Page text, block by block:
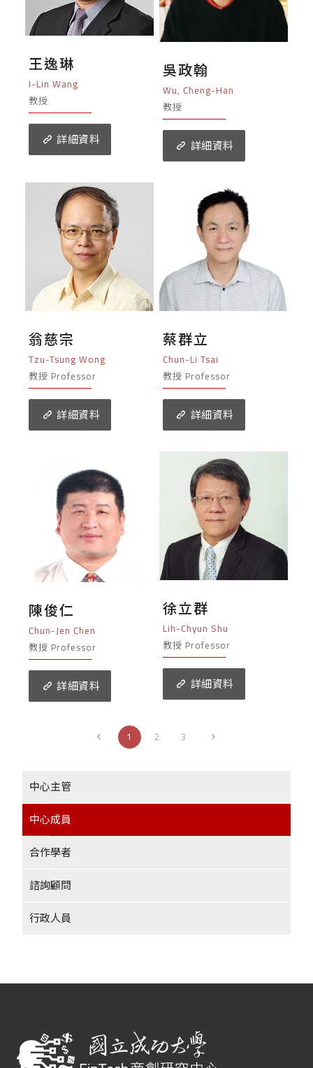
王逸琳
I-Lin Wang
教授
詳細資料
吳政翰
Wu, Cheng-Han
教授
詳細資料
翁慈宗
Tzu-Tsung Wong
教授 Professor
詳細資料
蔡群立
Chun-Li Tsai
教授 Professor
詳細資料
陳俊仁
Chun-Jen Chen
教授 Professor
詳細資料
徐立群
Lih-Chyun Shu
教授 Professor
詳細資料
1 2 3
中心主管
中心成員
合作學者
諮詢顧問
行政人員